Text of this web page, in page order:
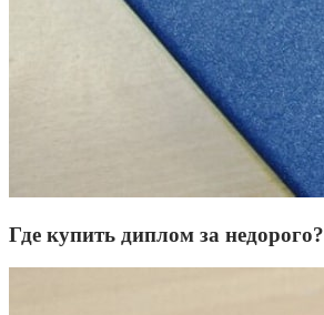
Где купить диплом за недорого?